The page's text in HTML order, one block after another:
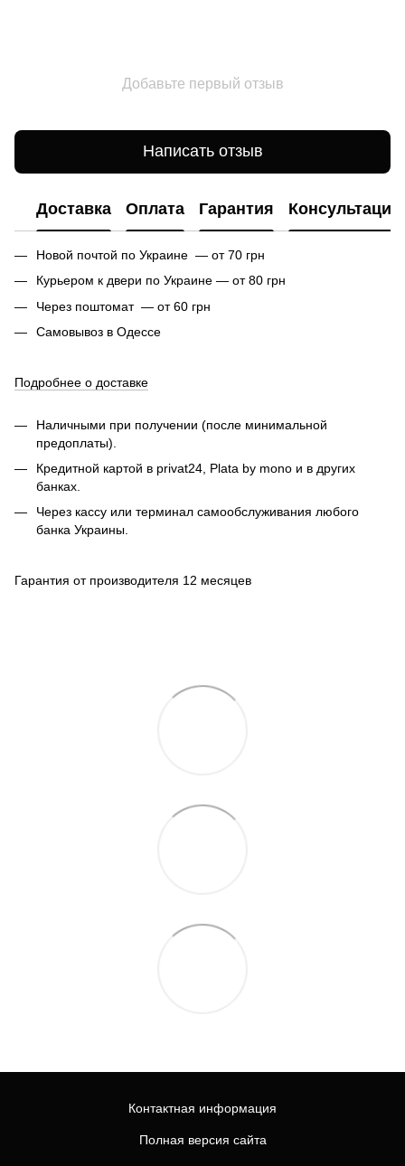
Добавьте первый отзыв
Написать отзыв
Доставка Оплата Гарантия Консультация
Новой почтой по Украине — от 70 грн
Курьером к двери по Украине — от 80 грн
Через поштомат — от 60 грн
Самовывоз в Одессе
Подробнее о доставке
Наличными при получении (после минимальной
предоплаты).
Кредитной картой в privat24, Plata by mono и в других
банках.
Через кассу или терминал самообслуживания любого
банка Украины.
Гарантия от производителя 12 месяцев
Контактная информация
Полная версия сайта